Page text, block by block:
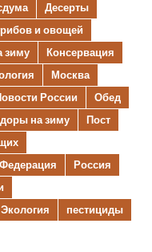
Десерты
и овощей
зиму
Консервация
Москва
России
Обед
на зиму
Пост
Россия
Экология
пестициды